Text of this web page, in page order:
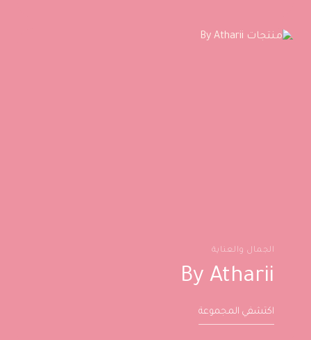
الجمال والعناية
By Atharii
اكتشفي المجموعة